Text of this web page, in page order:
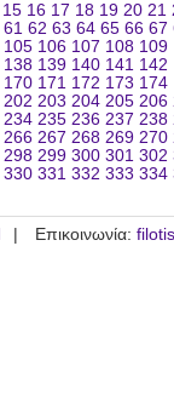
15 16 17 18 19 20 21
61 62 63 64 65 66 67
105 106 107 108 109
138 139 140 141 142
170 171 172 173 174
202 203 204 205 206
234 235 236 237 238
266 267 268 269 270
298 299 300 301 302
330 331 332 333 334
Επικοινωνία: